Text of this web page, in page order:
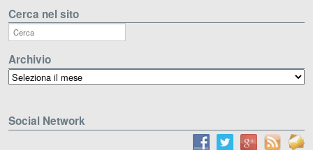
Cerca nel sito
Archivio
Archivio
Social Network